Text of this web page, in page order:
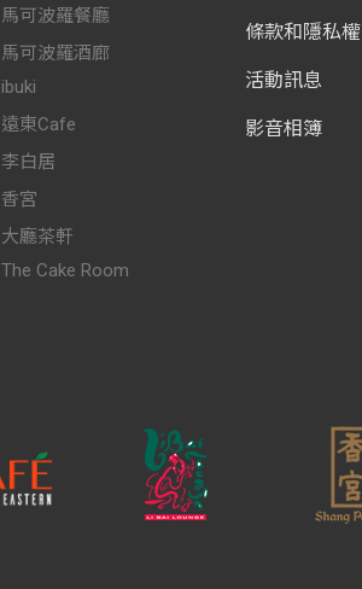
馬可波羅餐廳
馬可波羅酒廊
ibuki
遠東Cafe
李白居
香宮
大廳茶軒
The Cake Room
條款和隱私權
活動訊息
影音相簿